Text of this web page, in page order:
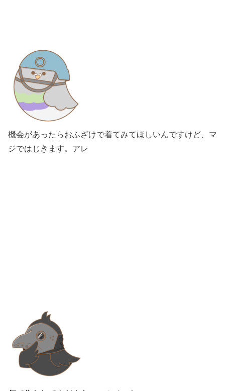
機会があったらおふざけで着てみてほしいんですけど、マ
ジではじきます。アレ